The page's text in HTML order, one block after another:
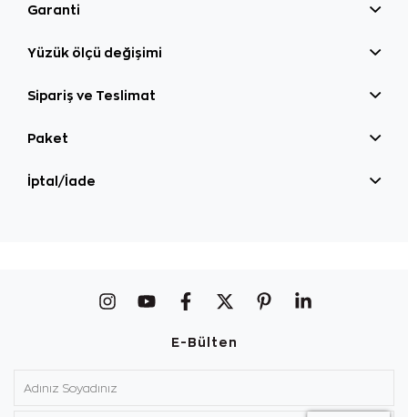
Garanti
Yüzük ölçü değişimi
Sipariş ve Teslimat
Paket
İptal/İade
E-Bülten